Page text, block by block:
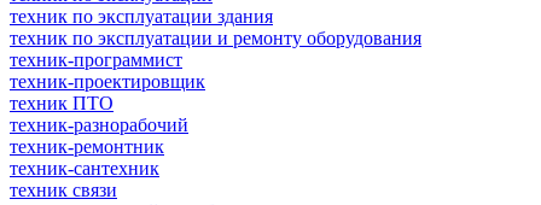
техник по эксплуатации здания
техник по эксплуатации и ремонту оборудования
техник-программист
техник-проектировщик
техник ПТО
техник-разнорабочий
техник-ремонтник
техник-сантехник
техник связи